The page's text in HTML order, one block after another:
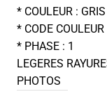
* COULEUR : GRIS
* CODE
* PHASE : 1
LEGERES
PHOTOS